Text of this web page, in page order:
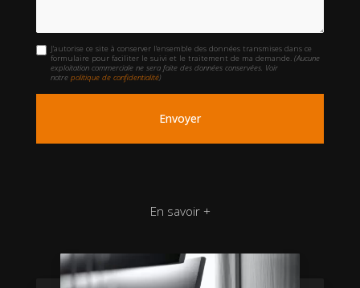
J'autorise ce site à conserver l'ensemble des données transmises dans ce
formulaire pour faciliter le suivi et le traitement de ma demande.(Aucune
exploitation commerciale ne sera faite des données conservées. Voir
notrepolitique de confidentialité)
En savoir +